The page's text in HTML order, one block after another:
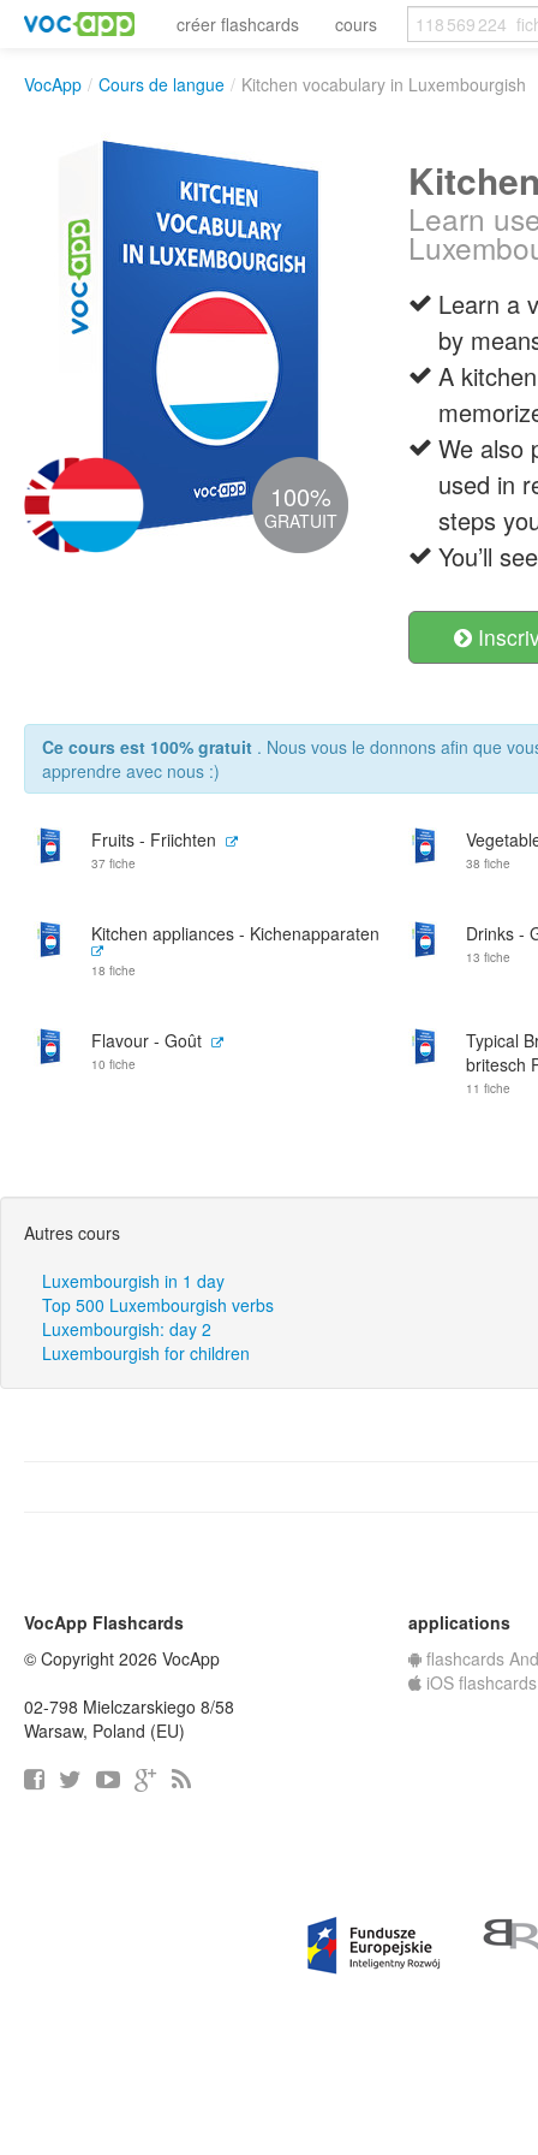
créer flashcards cours
VocApp / Cours de langue / Kitchen vocabulary in Luxembourgish
100%
GRATUIT
Learn
Learn a
by
A
We also
used in
steps
You’ll
Ce cours est 100% gratuit . Nous vous le donnons afin que
apprendre avec nous :)
Fruits - Friichten
37 fiche 38 fiche
Kitchen appliances - Kichenapparaten
18 fiche
Drinks -
13 fiche
Flavour - Goût
10 fiche
Typical
britesch
11 fiche
Autres cours
Luxembourgish in 1 day
Top 500 Luxembourgish verbs
Luxembourgish: day 2
Luxembourgish for children
VocApp Flashcards
© Copyright 2026 VocApp
02-798 Mielczarskiego 8/58
Warsaw, Poland (EU)
applications
flashcards
iOS flashcards